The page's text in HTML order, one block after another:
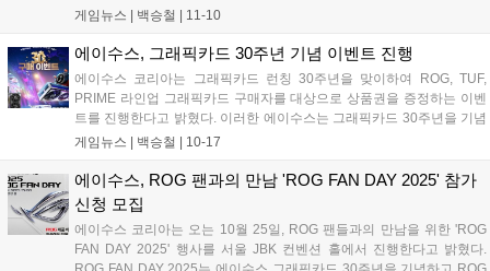
ZywOo(자이우) 선수는 본명 마티외 에르보(Mathieu Herbaut)로 에이수
있는 Team Vitality 소속의 프로게이머다. 이번 에디션 모델은 카운터 스
트라이크의 전설적인 플레이어로 평가받는 있는 ZywOo(자이우) 선수
개인의 퍼스널리티를 반영한 디자인과 컬러를 적용하여 한정판만의 차
별화된 비주얼 아이덴티티를 완성했다....
게임뉴스 | 백승철 11-10
에이수스, 그래픽카드 30주년 기념 이벤트 진행
에이수스 코리아는 그래픽카드 런칭 30주년을 맞이하여 ROG, TUF,
PRIME 라인업 그래픽카드 구매자를 대상으로 상품권을 증정하는 이벤
트를 진행한다고 밝혔다. 이러한 에이수스는 그래픽카드 30주년을 기념
하여 RTX 5060 Ti / RTX 5070 / RX 9060 XT / RX 9070XT 등 소비자 선
ROG, TUF, PRIME 브랜드 제품 구매 시 최대 6만 원권 상품권을 증정한
다....
게임뉴스 | 백승철 10-17
에이수스, ROG 팬과의 만남 'ROG FAN DAY 2025' 참가
신청 모집
에이수스 코리아는 오는 10월 25일, ROG 팬들과의 만남을 위한 'ROG
FAN DAY 2025' 행사를 서울 JBK 컨벤션 홀에서 진행한다고 밝혔다.